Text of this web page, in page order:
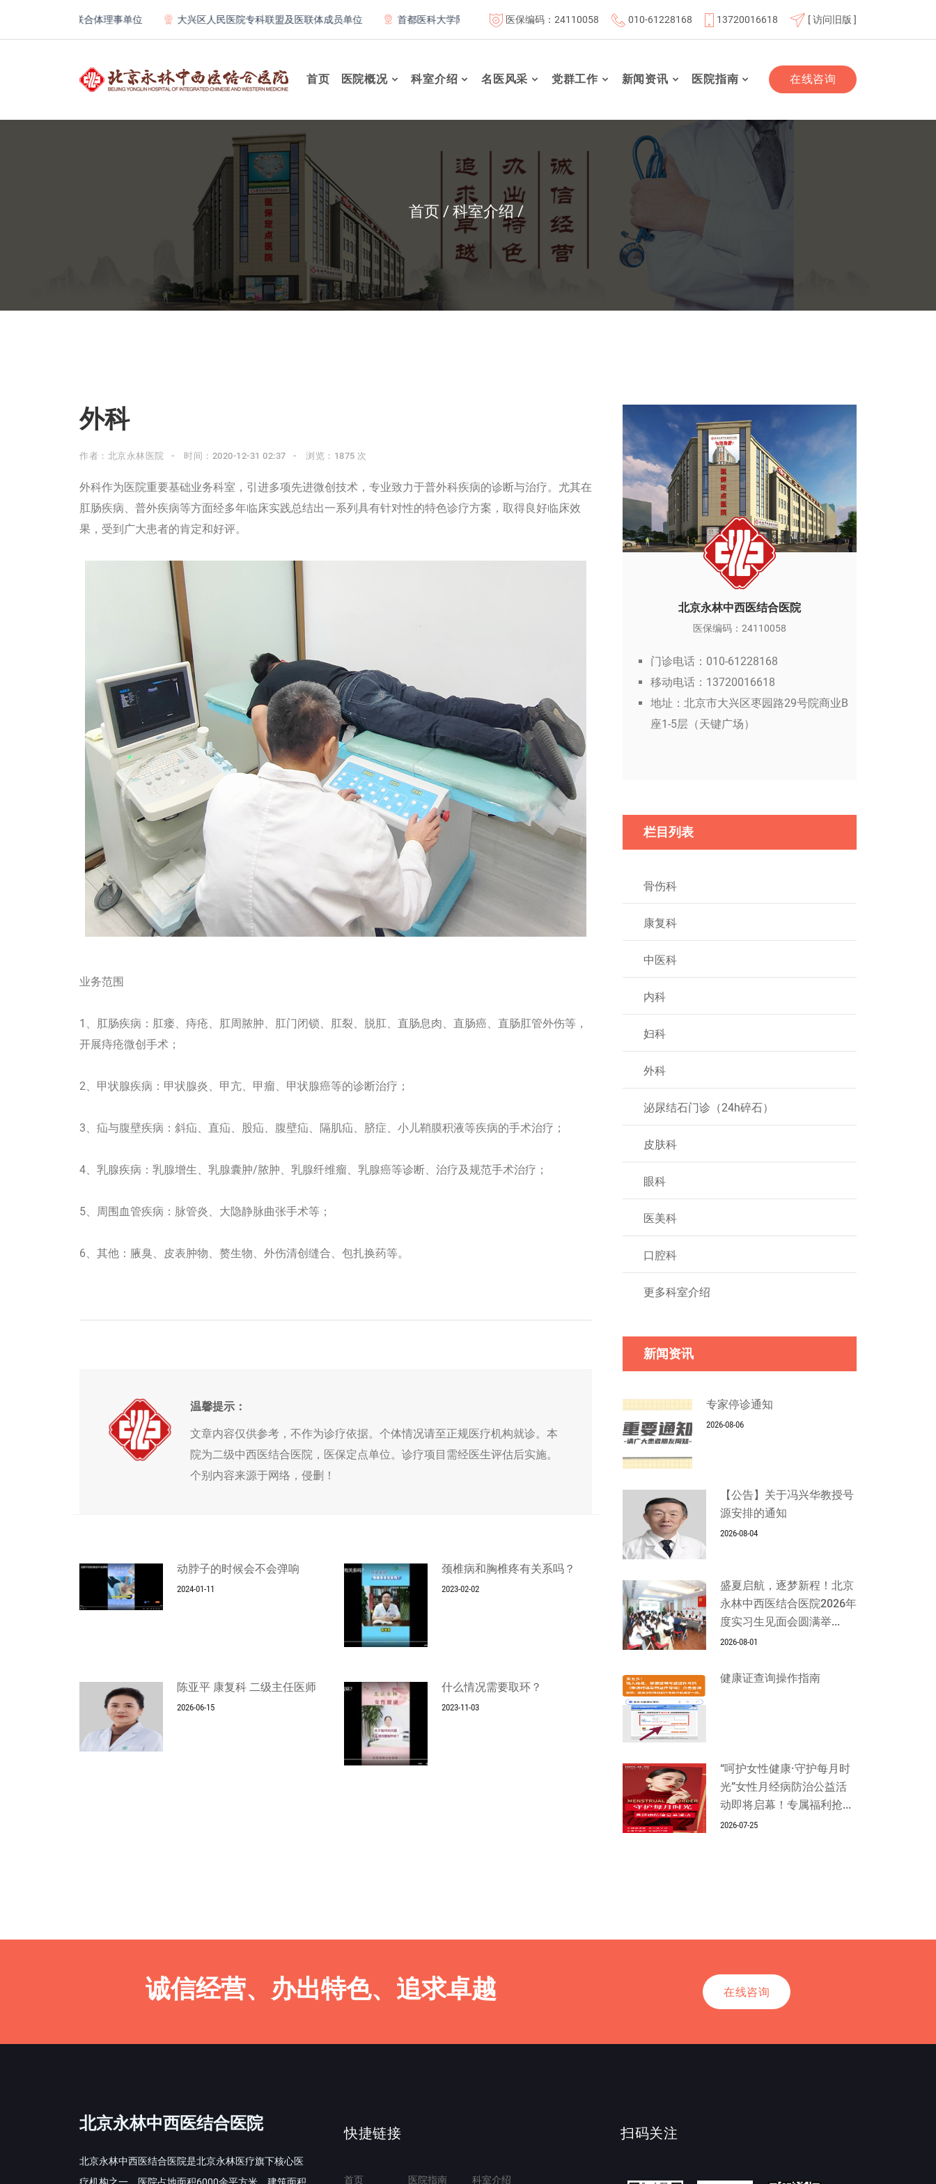
骨科教学联合体理事单位 大兴区人民医院专科联盟及医联体成员单位 首都医科大学附属北京康复医院联体成员单位 北京航天总医院联体成员单位 北京市老年友善医疗机构
医保编码：24110058 010-61228168 13720016618 [ 访问旧版 ]
首页 医院概况 科室介绍 名医风采 党群工作 新闻资讯 医院指南 在线咨询
首页 科室介绍
外科
作者：北京永林医院 时间：2020-12-31 02:37 浏览：1875 次
外科作为医院重要基础业务科室，引进多项先进微创技术，专业致力于普外科疾病的诊断与治疗。尤其在
肛肠疾病、普外疾病等方面经多年临床实践总结出一系列具有针对性的特色诊疗方案，取得良好临床效
果，受到广大患者的肯定和好评。
业务范围
1、肛肠疾病：肛瘘、痔疮、肛周脓肿、肛门闭锁、肛裂、脱肛、直肠息肉、直肠癌、直肠肛管外伤等，
开展痔疮微创手术；
2、甲状腺疾病：甲状腺炎、甲亢、甲瘤、甲状腺癌等的诊断治疗；
3、疝与腹壁疾病：斜疝、直疝、股疝、腹壁疝、隔肌疝、脐症、小儿鞘膜积液等疾病的手术治疗；
4、乳腺疾病：乳腺增生、乳腺囊肿/脓肿、乳腺纤维瘤、乳腺癌等诊断、治疗及规范手术治疗；
5、周围血管疾病：脉管炎、大隐静脉曲张手术等；
6、其他：腋臭、皮表肿物、赘生物、外伤清创缝合、包扎换药等。
温馨提示：
文章内容仅供参考，不作为诊疗依据。个体情况请至正规医疗机构就诊。本
院为二级中西医结合医院，医保定点单位。诊疗项目需经医生评估后实施。
个别内容来源于网络，侵删！
动脖子的时候会不会弹响
2024-01-11
颈椎病和胸椎疼有关系吗？
2023-02-02
陈亚平 康复科 二级主任医师
2026-06-15
什么情况需要取环？
2023-11-03
北京永林中西医结合医院
医保编码：24110058
门诊电话：010-61228168
移动电话：13720016618
地址：北京市大兴区枣园路29号院商业B
座1-5层（天键广场）
栏目列表
骨伤科
康复科
中医科
内科
妇科
外科
泌尿结石门诊（24h碎石）
皮肤科
眼科
医美科
口腔科
更多科室介绍
新闻资讯
专家停诊通知
2026-08-06
【公告】关于冯兴华教授号
源安排的通知
2026-08-04
盛夏启航，逐梦新程！北京
永林中西医结合医院2026年
度实习生见面会圆满举...
2026-08-01
健康证查询操作指南
“呵护女性健康·守护每月时
光”女性月经病防治公益活
动即将启幕！专属福利抢...
2026-07-25
诚信经营、办出特色、追求卓越 在线咨询
北京永林中西医结合医院
北京永林中西医结合医院是北京永林医疗旗下核心医
疗机构之一，医院占地面积6000余平方米，建筑面积
快捷链接
首页 医院指南 科室介绍
扫码关注